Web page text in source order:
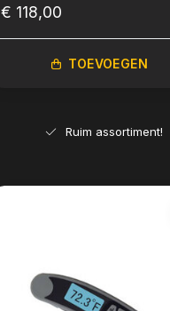
€ 118,00
TOEVOEGEN
Ruim assortiment!